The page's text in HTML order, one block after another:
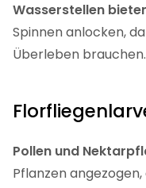
Wasserstellen
Spinnen anlocken,
Überleben brauchen.
Pollen und
Pflanzen